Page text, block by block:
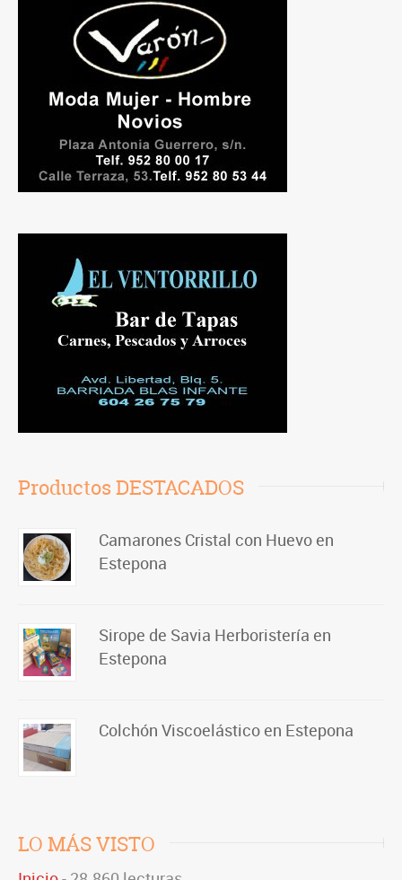
Productos DESTACADOS
Camarones Cristal con Huevo en
Estepona
Sirope de Savia Herboristería en
Estepona
Colchón Viscoelástico en Estepona
LO MÁS VISTO